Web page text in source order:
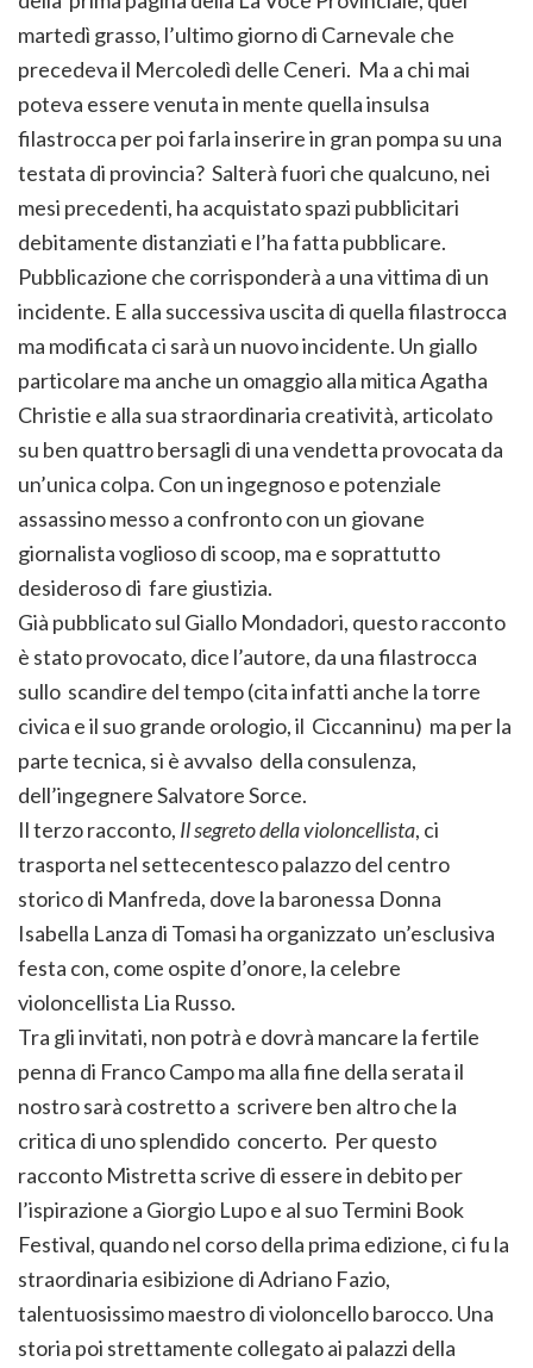
martedì grasso, l’ultimo giorno di Carnevale che
precedeva il Mercoledì delle Ceneri. Ma a chi mai
poteva essere venuta in mente quella insulsa
filastrocca per poi farla inserire in gran pompa su una
testata di provincia? Salterà fuori che qualcuno, nei
mesi precedenti, ha acquistato spazi pubblicitari
debitamente distanziati e l’ha fatta pubblicare.
Pubblicazione che corrisponderà a una vittima di un
incidente. E alla successiva uscita di quella filastrocca
ma modificata ci sarà un nuovo incidente. Un giallo
particolare ma anche un omaggio alla mitica Agatha
Christie e alla sua straordinaria creatività, articolato
su ben quattro bersagli di una vendetta provocata da
un’unica colpa. Con un ingegnoso e potenziale
assassino messo a confronto con un giovane
giornalista voglioso di scoop, ma e soprattutto
desideroso di fare giustizia.
Già pubblicato sul Giallo Mondadori, questo racconto
è stato provocato, dice l’autore, da una filastrocca
sullo scandire del tempo (cita infatti anche la torre
civica e il suo grande orologio, il Ciccanninu) ma per la
parte tecnica, si è avvalso della consulenza,
dell’ingegnere Salvatore Sorce.
Il terzo racconto, Il segreto della violoncellista, ci
trasporta nel settecentesco palazzo del centro
storico di Manfreda, dove la baronessa Donna
Isabella Lanza di Tomasi ha organizzato un’esclusiva
festa con, come ospite d’onore, la celebre
violoncellista Lia Russo.
Tra gli invitati, non potrà e dovrà mancare la fertile
penna di Franco Campo ma alla fine della serata il
nostro sarà costretto a scrivere ben altro che la
critica di uno splendido concerto. Per questo
racconto Mistretta scrive di essere in debito per
l’ispirazione a Giorgio Lupo e al suo Termini Book
Festival, quando nel corso della prima edizione, ci fu la
straordinaria esibizione di Adriano Fazio,
talentuosissimo maestro di violoncello barocco. Una
storia poi strettamente collegato ai palazzi della